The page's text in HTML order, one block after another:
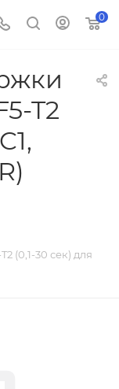
0
T2
(0,1-30 сек) для